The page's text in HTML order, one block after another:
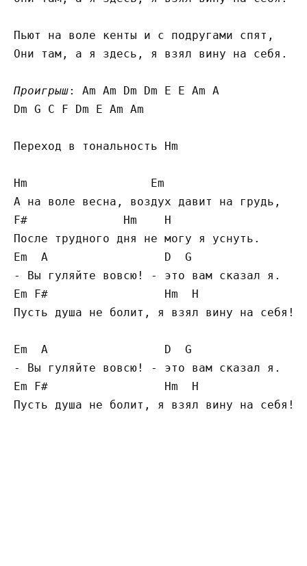
Пьют на воле кенты и с подругами спят,
Они там, а я здесь, я взял вину на себя.
Проигрыш: Am Am Dm Dm E E Am A
Dm G C F Dm E Am Am
Переход в тональность Hm
Hm                  Em
А на воле весна, воздух давит на грудь,
F#              Hm    H
После трудного дня не могу я уснуть.
Em  A                 D  G
- Вы гуляйте вовсю! - это вам сказал я.
Em F#                 Hm  H
Пусть душа не болит, я взял вину на себя!
Em  A                 D  G
- Вы гуляйте вовсю! - это вам сказал я.
Em F#                 Hm  H
Пусть душа не болит, я взял вину на себя!